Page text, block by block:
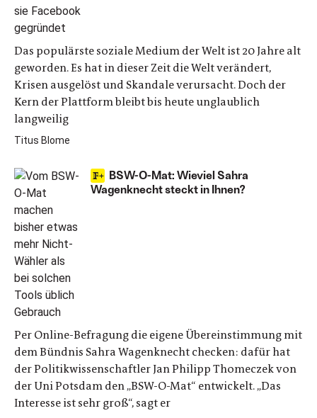
Das populärste soziale Medium der Welt ist 20 Jahre alt
geworden. Es hat in dieser Zeit die Welt verändert,
Krisen ausgelöst und Skandale verursacht. Doch der
Kern der Plattform bleibt bis heute unglaublich
langweilig
Titus Blome
BSW-O-Mat: Wieviel Sahra
Wagenknecht steckt in Ihnen?
Per Online-Befragung die eigene Übereinstimmung mit
dem Bündnis Sahra Wagenknecht checken: dafür hat
der Politikwissenschaftler Jan Philipp Thomeczek von
der Uni Potsdam den „BSW-O-Mat“ entwickelt. „Das
Interesse ist sehr groß“, sagt er